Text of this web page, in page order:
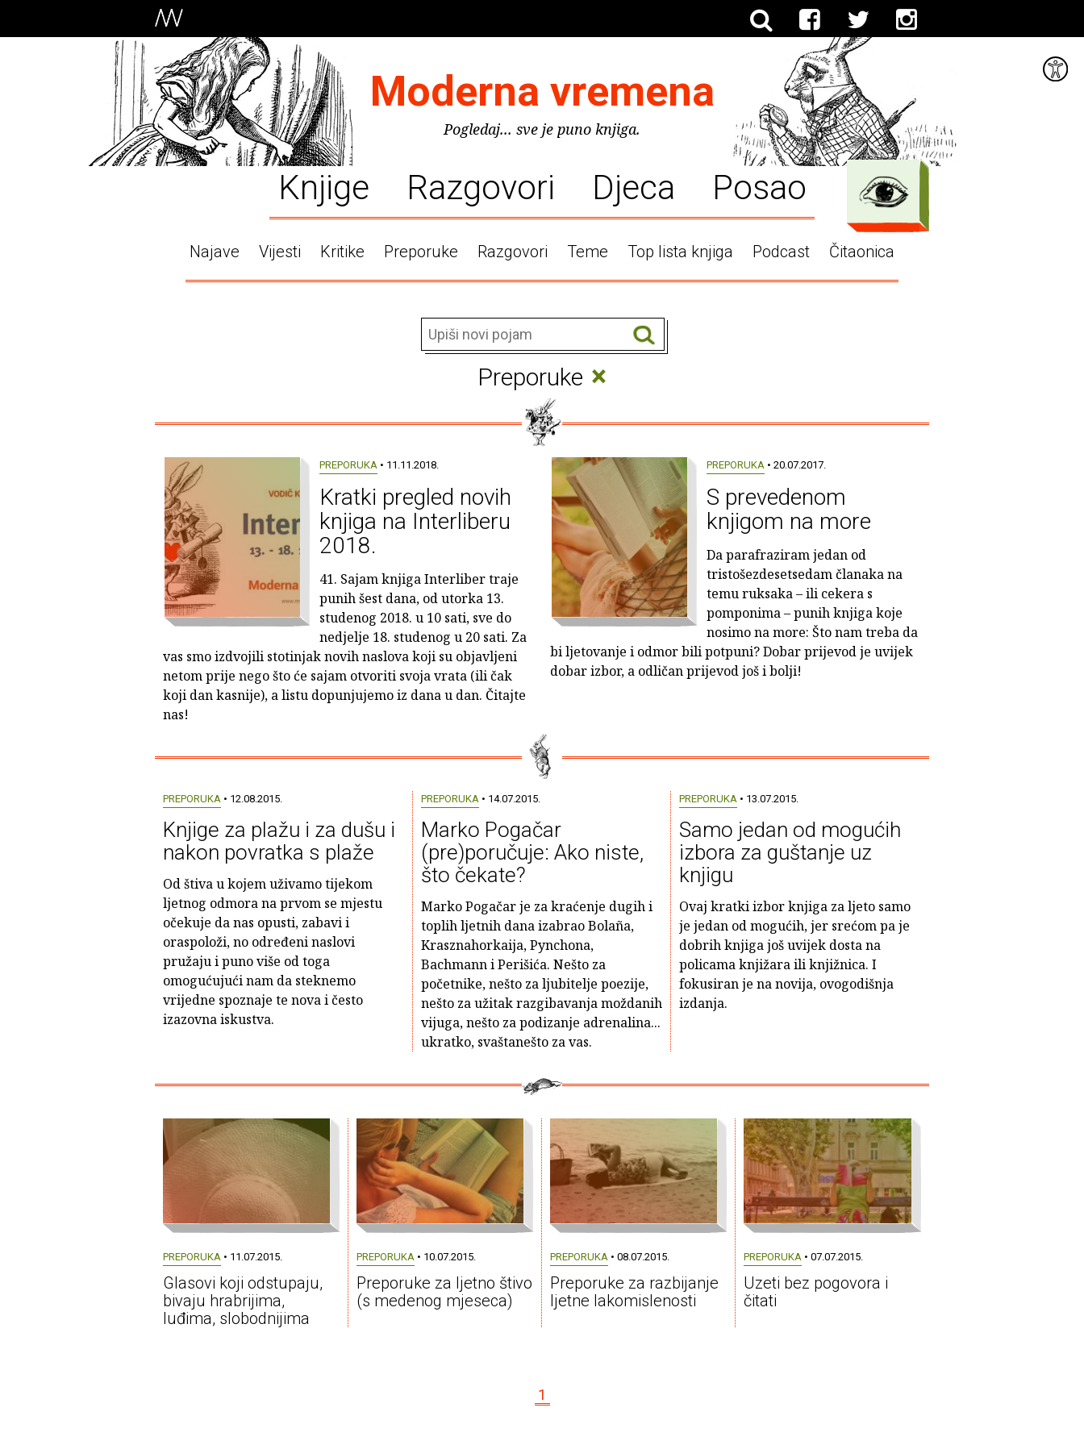
Moderna vremena
Pogledaj... sve je puno knjiga.
Knjige Razgovori Djeca Posao
Najave Vijesti Kritike Preporuke Razgovori Teme Top lista knjiga Podcast Čitaonica
Preporuke ×
PREPORUKA • 11.11.2018.
Kratki pregled novih
knjiga na Interliberu
2018.
41. Sajam knjiga Interliber traje
punih šest dana, od utorka 13.
studenog 2018. u 10 sati, sve do
nedjelje 18. studenog u 20 sati. Za
vas smo izdvojili stotinjak novih naslova koji su objavljeni
netom prije nego što će sajam otvoriti svoja vrata (ili čak
koji dan kasnije), a listu dopunjujemo iz dana u dan. Čitajte
nas!
PREPORUKA • 20.07.2017.
S prevedenom
knjigom na more
Da parafraziram jedan od
tristošezdesetsedam članaka na
temu ruksaka – ili cekera s
pomponima – punih knjiga koje
nosimo na more: Što nam treba da
bi ljetovanje i odmor bili potpuni? Dobar prijevod je uvijek
dobar izbor, a odličan prijevod još i bolji!
PREPORUKA• 12.08.2015.
Knjige za plažu i za dušu i
nakon povratka s plaže
Od štiva u kojem uživamo tijekom
ljetnog odmora na prvom se mjestu
očekuje da nas opusti, zabavi i
oraspoloži, no određeni naslovi
pružaju i puno više od toga
omogućujući nam da steknemo
vrijedne spoznaje te nova i često
izazovna iskustva.
PREPORUKA• 14.07.2015.
Marko Pogačar
(pre)poručuje: Ako niste,
što čekate?
Marko Pogačar je za kraćenje dugih i
toplih ljetnih dana izabrao Bolaña,
Krasznahorkaija, Pynchona,
Bachmann i Perišića. Nešto za
početnike, nešto za ljubitelje poezije,
nešto za užitak razgibavanja moždanih
vijuga, nešto za podizanje adrenalina...
ukratko, svaštanešto za vas.
PREPORUKA• 13.07.2015.
Samo jedan od mogućih
izbora za guštanje uz
knjigu
Ovaj kratki izbor knjiga za ljeto samo
je jedan od mogućih, jer srećom pa je
dobrih knjiga još uvijek dosta na
policama knjižara ili knjižnica. I
fokusiran je na novija, ovogodišnja
izdanja.
PREPORUKA • 11.07.2015.
Glasovi koji odstupaju,
bivaju hrabrijima,
luđima, slobodnijima
PREPORUKA • 10.07.2015.
Preporuke za ljetno štivo
(s medenog mjeseca)
PREPORUKA • 08.07.2015.
Preporuke za razbijanje
ljetne lakomislenosti
PREPORUKA • 07.07.2015.
Uzeti bez pogovora i
čitati
1